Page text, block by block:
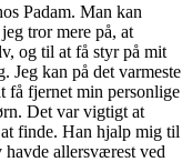
Padam. Man kan
tror mere på, at
og til at få styr på mit
Jeg kan på det varmeste
få fjernet min personlige
Det var vigtigt at
finde. Han hjalp mig til
allersværest ved